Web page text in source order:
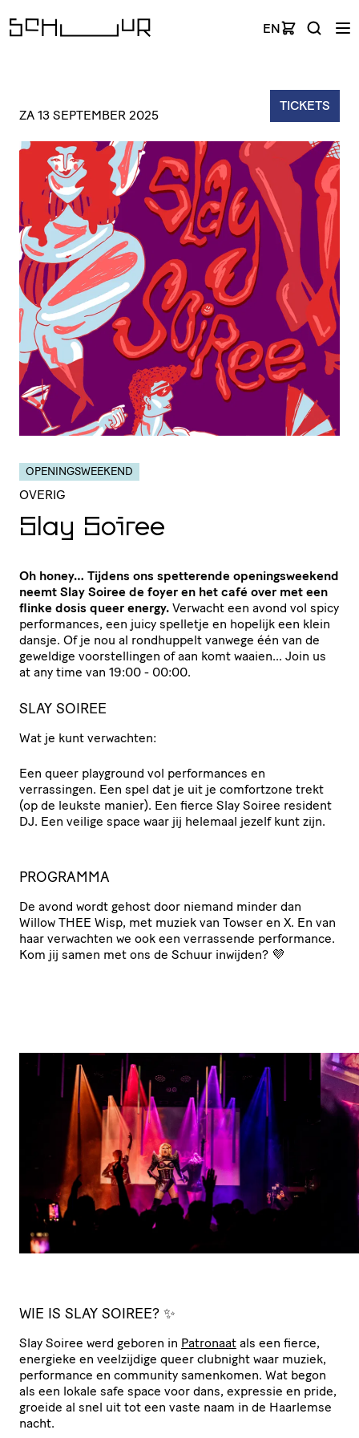
EN
TICKETS
ZA 13 SEPTEMBER 2025
OPENINGSWEEKEND
OVERIG
Slay Soiree
Oh honey… Tijdens ons spetterende openingsweekend
neemt Slay Soiree de foyer en het café over met een
flinke dosis queer energy. Verwacht een avond vol spicy
performances, een juicy spelletje en hopelijk een klein
dansje. Of je nou al rondhuppelt vanwege één van de
geweldige voorstellingen of aan komt waaien… Join us
at any time van 19:00 - 00:00.
SLAY SOIREE
Wat je kunt verwachten:
Een queer playground vol performances en
verrassingen. Een spel dat je uit je comfortzone trekt
(op de leukste manier). Een fierce Slay Soiree resident
DJ. Een veilige space waar jij helemaal jezelf kunt zijn.
PROGRAMMA
De avond wordt gehost door niemand minder dan
Willow THEE Wisp, met muziek van Towser en X. En van
haar verwachten we ook een verrassende performance.
Kom jij samen met ons de Schuur inwijden? 💜
WIE IS SLAY SOIREE? ✨
Slay Soiree werd geboren in Patronaat als een fierce,
energieke en veelzijdige queer clubnight waar muziek,
performance en community samenkomen. Wat begon
als een lokale safe space voor dans, expressie en pride,
groeide al snel uit tot een vaste naam in de Haarlemse
nacht.